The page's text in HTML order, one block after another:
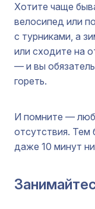
Хотите чаще
велосипед или
с турниками, а
или сходите на
— и вы
гореть.
И помните —
отсутствия. Тем
даже 10 минут